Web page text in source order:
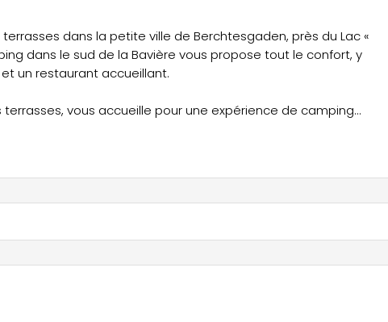
dans la petite ville de Berchtesgaden, près du Lac «
dans le sud de la Bavière vous propose tout le confort, y
un restaurant accueillant.
terrasses, vous accueille pour une expérience de camping
touristique « Berchtesgadener Land » et la proximité de la
particulièrement intéressante pour les vacanciers.
d’un emplacement très ensoleillé, le Camping «
nous servons des plats délicieux de la bonne cuisine
magnifique terrasse ensoleillée, sont tout nouveaux.